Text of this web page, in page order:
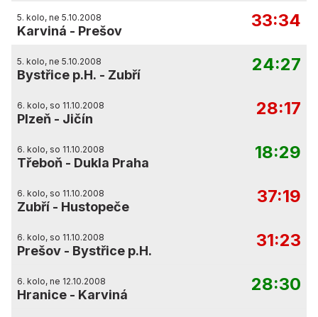
5. kolo, ne 5.10.2008
Karviná - Prešov
33:34
5. kolo, ne 5.10.2008
Bystřice p.H. - Zubří
24:27
6. kolo, so 11.10.2008
Plzeň - Jičín
28:17
6. kolo, so 11.10.2008
Třeboň - Dukla Praha
18:29
6. kolo, so 11.10.2008
Zubří - Hustopeče
37:19
6. kolo, so 11.10.2008
Prešov - Bystřice p.H.
31:23
6. kolo, ne 12.10.2008
Hranice - Karviná
28:30